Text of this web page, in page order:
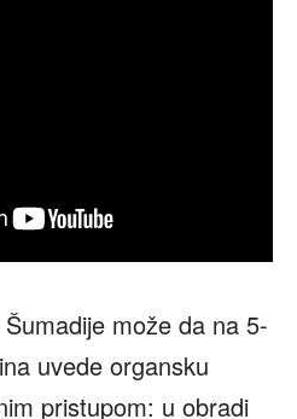
može da na 5-
uvede organsku
pristupom: u obradi